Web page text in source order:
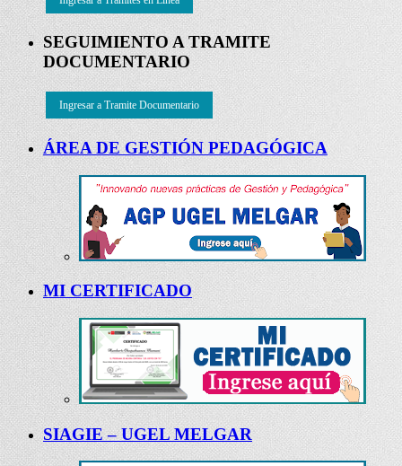
SEGUIMIENTO A TRAMITE
DOCUMENTARIO
Ingresar a Tramite Documentario
ÁREA DE GESTIÓN PEDAGÓGICA
MI CERTIFICADO
SIAGIE – UGEL MELGAR